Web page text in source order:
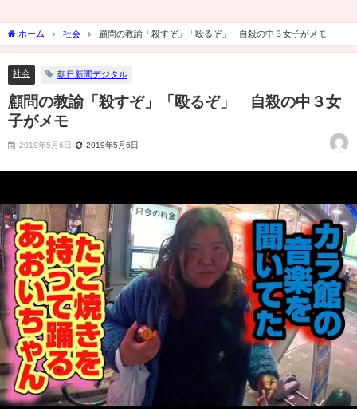
ホーム 社会 顧問の教諭「殺すぞ」「殴るぞ」 自殺の中３女子がメモ
社会 朝日新聞デジタル
顧問の教諭「殺すぞ」「殴るぞ」 自殺の中３女
子がメモ
2019年5月6日 2019年5月6日